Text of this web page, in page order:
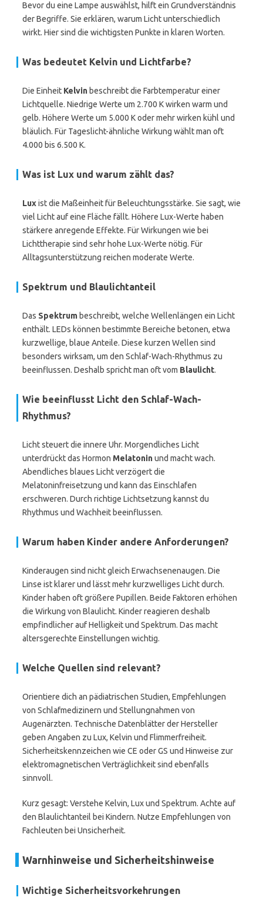
Bevor du eine Lampe auswählst, hilft ein Grundverständnis
der Begriffe. Sie erklären, warum Licht unterschiedlich
wirkt. Hier sind die wichtigsten Punkte in klaren Worten.
Was bedeutet Kelvin und Lichtfarbe?
Die Einheit Kelvin beschreibt die Farbtemperatur einer
Lichtquelle. Niedrige Werte um 2.700 K wirken warm und
gelb. Höhere Werte um 5.000 K oder mehr wirken kühl und
bläulich. Für Tageslicht-ähnliche Wirkung wählt man oft
4.000 bis 6.500 K.
Was ist Lux und warum zählt das?
Luxist die Maßeinheit für Beleuchtungsstärke. Sie sagt, wie
viel Licht auf eine Fläche fällt. Höhere Lux-Werte haben
stärkere anregende Effekte. Für Wirkungen wie bei
Lichttherapie sind sehr hohe Lux-Werte nötig. Für
Alltagsunterstützung reichen moderate Werte.
Spektrum und Blaulichtanteil
Das Spektrum beschreibt, welche Wellenlängen ein Licht
enthält. LEDs können bestimmte Bereiche betonen, etwa
kurzwellige, blaue Anteile. Diese kurzen Wellen sind
besonders wirksam, um den Schlaf-Wach-Rhythmus zu
beeinflussen. Deshalb spricht man oft vom Blaulicht.
Wie beeinflusst Licht den Schlaf-Wach-
Rhythmus?
Licht steuert die innere Uhr. Morgendliches Licht
unterdrückt das Hormon Melatoninund macht wach.
Abendliches blaues Licht verzögert die
Melatoninfreisetzung und kann das Einschlafen
erschweren. Durch richtige Lichtsetzung kannst du
Rhythmus und Wachheit beeinflussen.
Warum haben Kinder andere Anforderungen?
Kinderaugen sind nicht gleich Erwachsenenaugen. Die
Linse ist klarer und lässt mehr kurzwelliges Licht durch.
Kinder haben oft größere Pupillen. Beide Faktoren erhöhen
die Wirkung von Blaulicht. Kinder reagieren deshalb
empfindlicher auf Helligkeit und Spektrum. Das macht
altersgerechte Einstellungen wichtig.
Welche Quellen sind relevant?
Orientiere dich an pädiatrischen Studien, Empfehlungen
von Schlafmedizinern und Stellungnahmen von
Augenärzten. Technische Datenblätter der Hersteller
geben Angaben zu Lux, Kelvin und Flimmerfreiheit.
Sicherheitskennzeichen wie CE oder GS und Hinweise zur
elektromagnetischen Verträglichkeit sind ebenfalls
sinnvoll.
Kurz gesagt: Verstehe Kelvin, Lux und Spektrum. Achte auf
den Blaulichtanteil bei Kindern. Nutze Empfehlungen von
Fachleuten bei Unsicherheit.
Warnhinweise und Sicherheitshinweise
Wichtige Sicherheitsvorkehrungen